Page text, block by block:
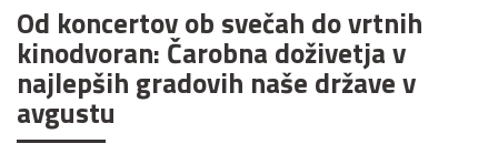
Od koncertov ob svečah do vrtnih
kinodvoran: Čarobna doživetja v
najlepših gradovih naše države v
avgustu